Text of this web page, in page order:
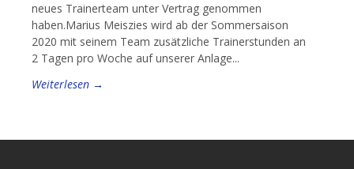
neues Trainerteam unter Vertrag genommen
haben.Marius Meiszies wird ab der Sommersaison
2020 mit seinem Team zusätzliche Trainerstunden an
2 Tagen pro Woche auf unserer Anlage...
Weiterlesen →